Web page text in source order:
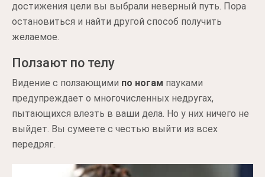
достижения цели вы выбрали неверный путь. Пора
остановиться и найти другой способ получить
желаемое.
Ползают по телу
Видение с ползающими по ногам пауками
предупреждает о многочисленных недругах,
пытающихся влезть в ваши дела. Но у них ничего не
выйдет. Вы сумеете с честью выйти из всех
передряг.